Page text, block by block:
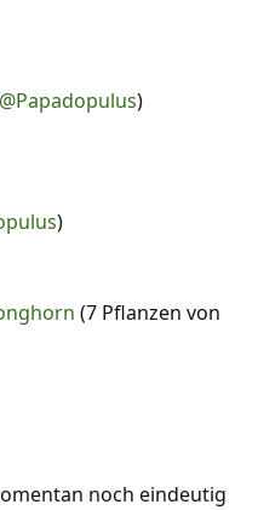
@Papadopulus)
)
(7 Pflanzen von
noch eindeutig